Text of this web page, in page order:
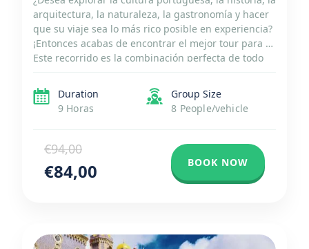
arquitectura, la naturaleza, la gastronomía y hacer
que su viaje sea lo más rico posible en experiencia?
¡Entonces acabas de encontrar el mejor tour para ti!
Este recorrido es la combinación perfecta de todo
considerado uno de los santuarios católicos […]
Duration
9 Horas
Group Size
8 People/vehicle
€94,00
€84,00 BOOK NOW